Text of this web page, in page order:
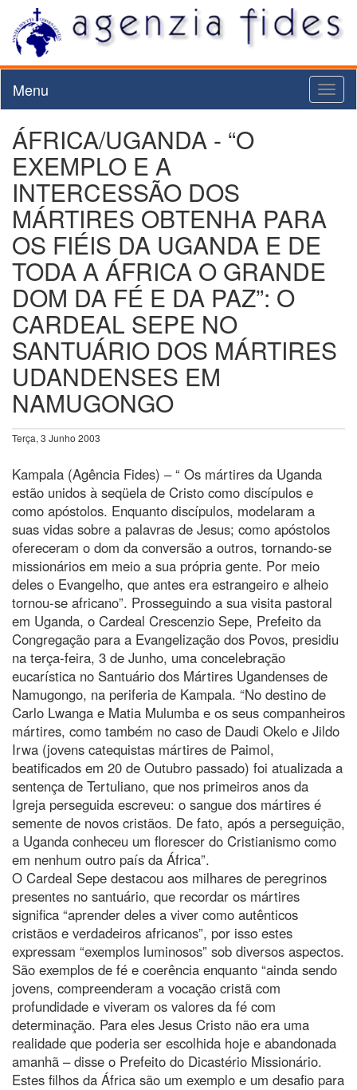
Menu
ÁFRICA/UGANDA - “O
EXEMPLO E A
INTERCESSÃO DOS
MÁRTIRES OBTENHA PARA
OS FIÉIS DA UGANDA E DE
TODA A ÁFRICA O GRANDE
DOM DA FÉ E DA PAZ”: O
CARDEAL SEPE NO
SANTUÁRIO DOS MÁRTIRES
UDANDENSES EM
NAMUGONGO
Terça, 3 Junho 2003
Kampala (Agência Fides) – “ Os mártires da Uganda
estão unidos à seqüela de Cristo como discípulos e
como apóstolos. Enquanto discípulos, modelaram a
suas vidas sobre a palavras de Jesus; como apóstolos
ofereceram o dom da conversão a outros, tornando-se
missionários em meio a sua própria gente. Por meio
deles o Evangelho, que antes era estrangeiro e alheio
tornou-se africano”. Prosseguindo a sua visita pastoral
em Uganda, o Cardeal Crescenzio Sepe, Prefeito da
Congregação para a Evangelização dos Povos, presidiu
na terça-feira, 3 de Junho, uma concelebração
eucarística no Santuário dos Mártires Ugandenses de
Namugongo, na periferia de Kampala. “No destino de
Carlo Lwanga e Matia Mulumba e os seus companheiros
mártires, como também no caso de Daudi Okelo e Jildo
Irwa (jovens catequistas mártires de Paimol,
beatificados em 20 de Outubro passado) foi atualizada a
sentença de Tertuliano, que nos primeiros anos da
Igreja perseguida escreveu: o sangue dos mártires é
semente de novos cristãos. De fato, após a perseguição,
a Uganda conheceu um florescer do Cristianismo como
em nenhum outro país da África”.
O Cardeal Sepe destacou aos milhares de peregrinos
presentes no santuário, que recordar os mártires
significa “aprender deles a viver como autênticos
cristãos e verdadeiros africanos”, por isso estes
expressam “exemplos luminosos” sob diversos aspectos.
São exemplos de fé e coerência enquanto “ainda sendo
jovens, compreenderam a vocação cristã com
profundidade e viveram os valores da fé com
determinação. Para eles Jesus Cristo não era uma
realidade que poderia ser escolhida hoje e abandonada
amanhã – disse o Prefeito do Dicastério Missionário.
Estes filhos da África são um exemplo e um desafio para